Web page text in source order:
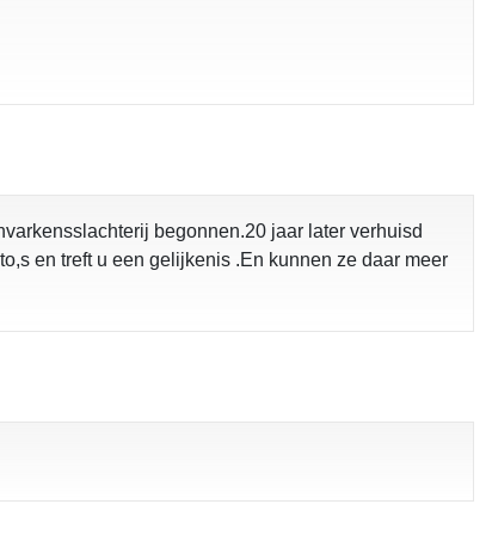
begonnen.20 jaar later verhuisd
en treft u een gelijkenis .En kunnen ze daar meer